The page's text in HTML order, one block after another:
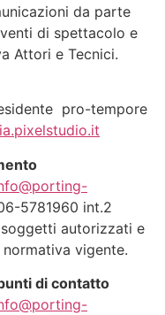
cazioni da parte
di spettacolo e
Attori e Tecnici.
pro-tempore
5781960 int.2
autorizzati e
vigente.
di contatto